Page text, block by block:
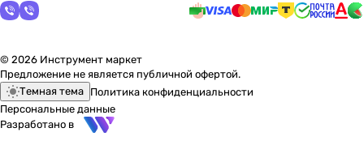
© 2026 Инструмент маркет
Предложение не является публичной офертой.
Темная тема Политика конфиденциальности
Персональные данные
Разработано в